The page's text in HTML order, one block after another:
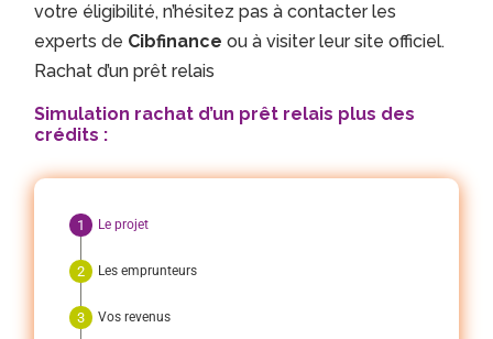
votre éligibilité, n’hésitez pas à contacter les
experts de Cibfinance ou à visiter leur site officiel.
Rachat d’un prêt relais
Simulation rachat d’un prêt relais plus des
crédits :
Le projet
Les emprunteurs
Vos revenus